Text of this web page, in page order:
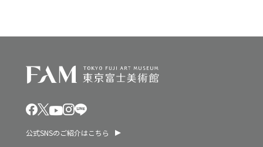
公式SNSのご紹介はこちら